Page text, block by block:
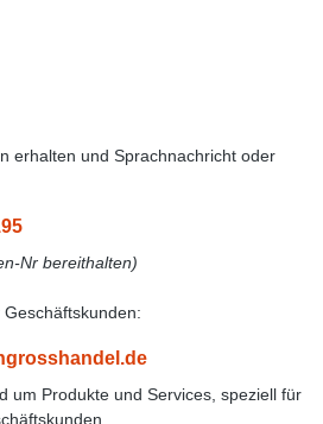
erhalten und Sprachnachricht oder
Nr bereithalten)
um Produkte und Services, speziell für